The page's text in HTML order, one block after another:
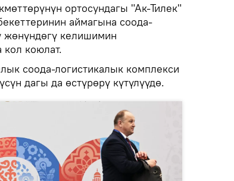
ортосундагы "Ак-Тилек"
аймагына соода-
жөнүндөгү келишимин
коюлат.
соода-логистикалык комплекси
дагы да өстүрөрү күтүлүүдө.